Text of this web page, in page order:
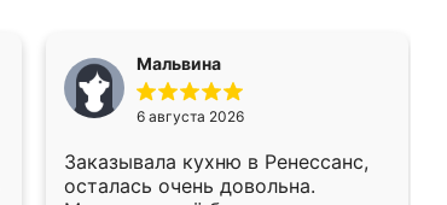
Мальвина
6 августа 2026
Заказывала кухню в Ренессанс,
осталась очень довольна.